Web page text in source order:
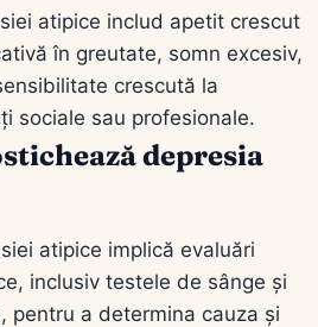
atipice includ apetit crescut
în greutate, somn excesiv,
crescută la
sociale sau profesionale.
depresia
atipice implică evaluări
inclusiv testele de sânge și
pentru a determina cauza și